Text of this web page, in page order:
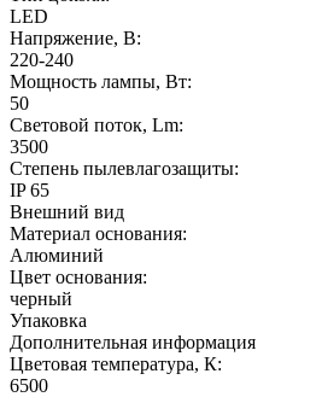
LED
Напряжение, В:
220-240
Мощность лампы, Вт:
50
Световой поток, Lm:
3500
Степень пылевлагозащиты:
IP 65
Внешний вид
Материал основания:
Алюминий
Цвет основания:
черный
Упаковка
Дополнительная информация
Цветовая температура, К:
6500